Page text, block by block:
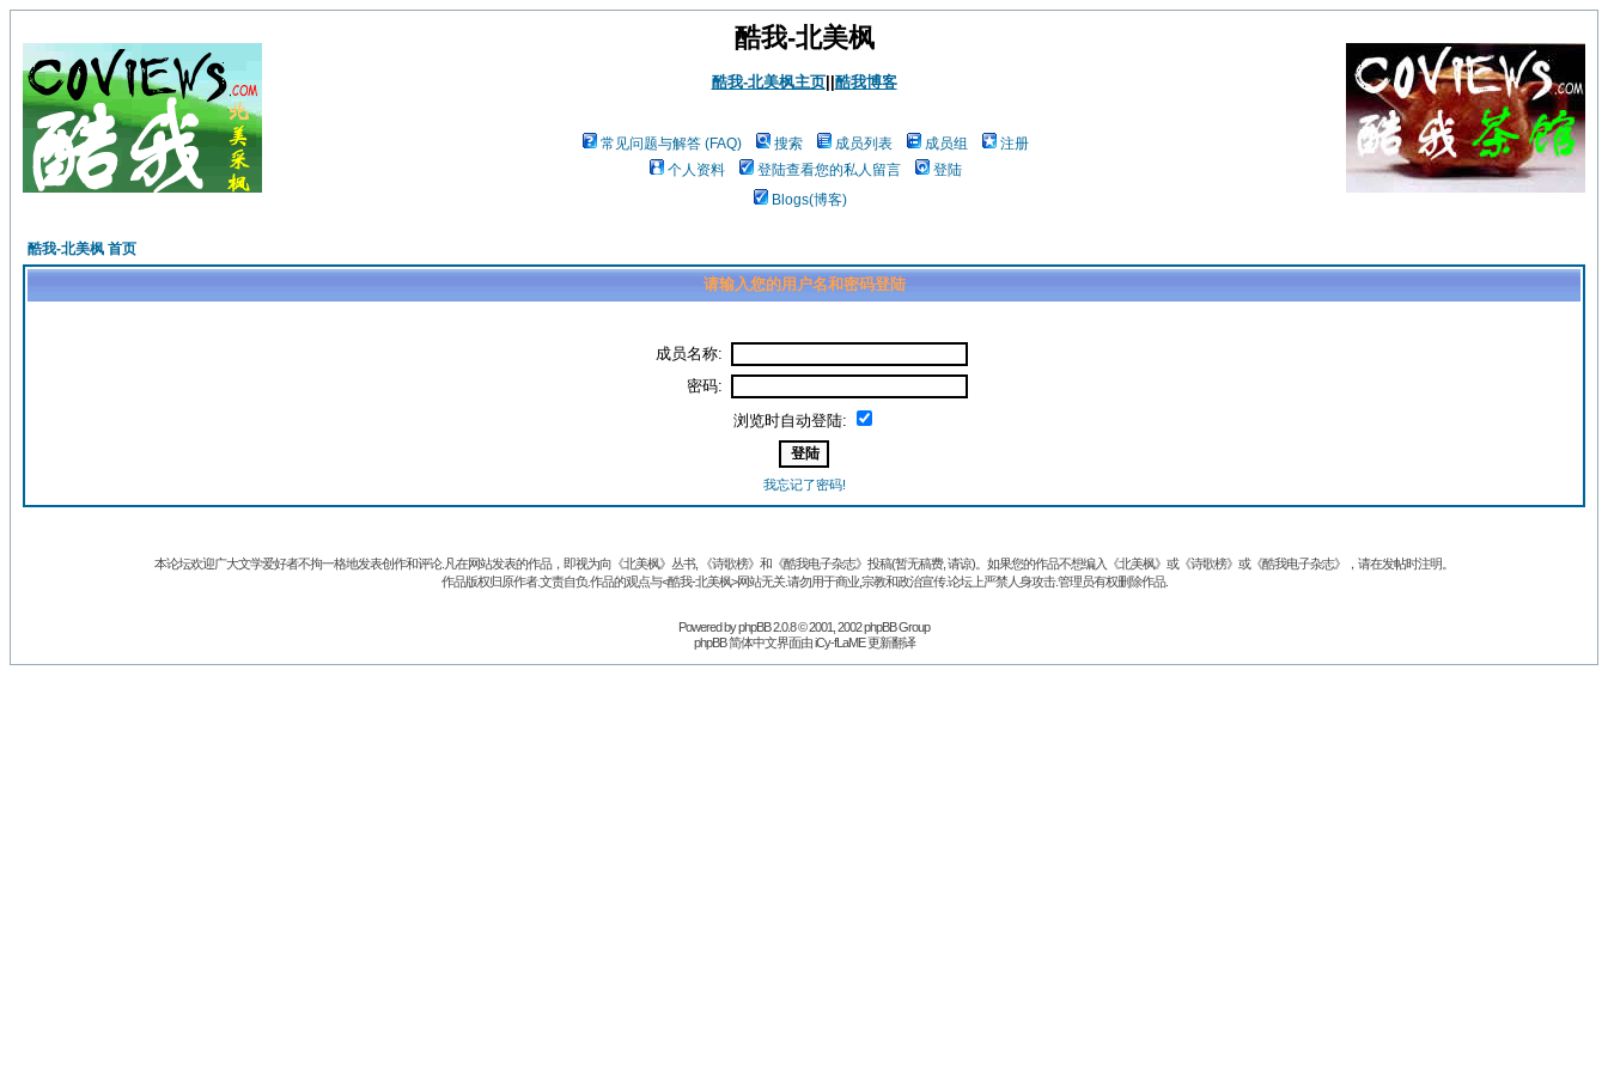
酷我-北美枫
酷我-北美枫主页|| 酷我博客
常见问题与解答 (FAQ) 搜索 成员列表 成员组
注册
个人资料
登陆查看您的私人留言
登陆
Blogs(博客)
酷我-北美枫 首页
请输入您的用户名和密码登陆
成员名称:
密码:
浏览时自动登陆:
我忘记了密码!
本论坛欢迎广大文学爱好者不拘一格地发表创作和评论.凡在网站发表的作品，即视为向《北美枫》丛书, 《诗歌榜》和《酷我电子杂志》投稿(暂无稿费, 请谅)。如果您的作品不想编入《北美枫》或《诗歌榜》或《酷我电子杂志》，请在发帖时注明。
作品版权归原作者.文责自负.作品的观点与<酷我-北美枫>网站无关.请勿用于商业,宗教和政治宣传.论坛上严禁人身攻击.管理员有权删除作品.
Powered byphpBB2.0.8 © 2001, 2002 phpBB Group
phpBB 简体中文界面由 iCy-fLaME 更新翻译